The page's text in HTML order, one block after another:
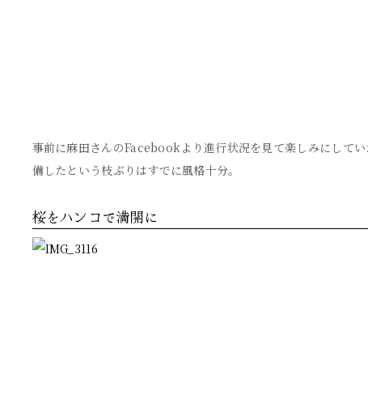
事前に麻田さんのFacebookより進行状況を見て楽しみにして
備したという枝ぶりはすでに風格十分。
桜をハンコで満開に